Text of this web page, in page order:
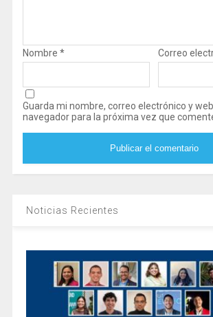
Nombre * Correo
Guarda mi nombre, correo electrónico y
navegador para la próxima vez que
Noticias Recientes